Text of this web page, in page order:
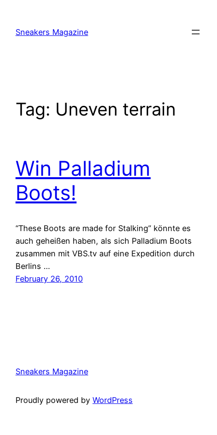
content
Sneakers Magazine
Tag: Uneven terrain
Win Palladium
Boots!
“These Boots are made for Stalking” könnte es
auch geheißen haben, als sich Palladium Boots
zusammen mit VBS.tv auf eine Expedition durch
Berlins …
February 26, 2010
Sneakers Magazine
Proudly powered by WordPress